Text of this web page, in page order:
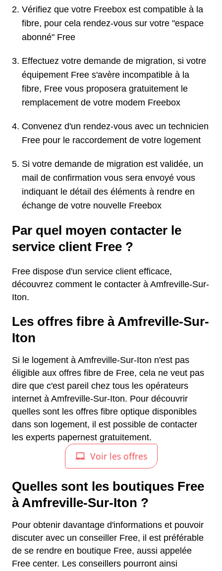
Vérifiez que votre Freebox est compatible à la
fibre, pour cela rendez-vous sur votre "espace
abonné" Free
Effectuez votre demande de migration, si votre
équipement Free s'avère incompatible à la
fibre, Free vous proposera gratuitement le
remplacement de votre modem Freebox
Convenez d'un rendez-vous avec un technicien
Free pour le raccordement de votre logement
Si votre demande de migration est validée, un
mail de confirmation vous sera envoyé vous
indiquant le détail des éléments à rendre en
échange de votre nouvelle Freebox
Par quel moyen contacter le
service client Free ?
Free dispose d'un service client efficace,
découvrez comment le contacter à Amfreville-Sur-
Iton.
Les offres fibre à Amfreville-Sur-
Iton
Si le logement à Amfreville-Sur-Iton n'est pas
éligible aux offres fibre de Free, cela ne veut pas
dire que c'est pareil chez tous les opérateurs
internet à Amfreville-Sur-Iton. Pour découvrir
quelles sont les offres fibre optique disponibles
dans son logement, il est possible de contacter
les experts papernest gratuitement.
Quelles sont les boutiques Free
à Amfreville-Sur-Iton ?
Pour obtenir davantage d'informations et pouvoir
discuter avec un conseiller Free, il est préférable
de se rendre en boutique Free, aussi appelée
Free center. Les conseillers pourront ainsi